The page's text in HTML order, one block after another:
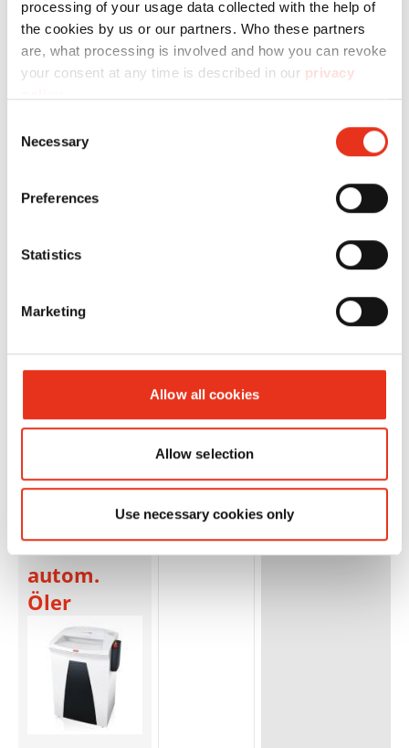
processing of your usage data collected with the help of
the cookies by us or our partners. Who these partners
are, what processing is involved and how you can revoke
your consent at any time is described in our privacy
Selection
Necessary
Preferences
Statistics
Marketing
Allow all cookies
Allow selection
Use necessary cookies only
HSM
B26 - 1 x 5
Externer
Öler
1804111O 4026631046336
HSM
B32 - 1 x 5
Externer
autom.
Öler
1824111O 4026631032964